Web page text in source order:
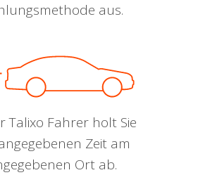
aus.
Talixo Fahrer holt Sie
Zeit am
Ort ab.